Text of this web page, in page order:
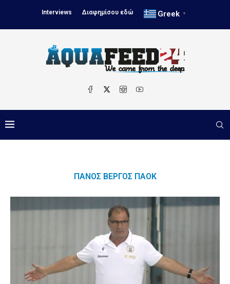
Interviews Διαφημίσου εδώ Greek ▼
ΠΆΝΟΣ ΒΈΡΓΟΣ ΠΑΟΚ